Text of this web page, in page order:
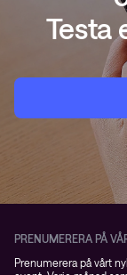
Testa
PRENUMERERA PÅ
Prenumerera på vårt